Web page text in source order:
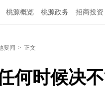
桃源概览 桃源政务 招商投资
要闻 > 正文
何时候决